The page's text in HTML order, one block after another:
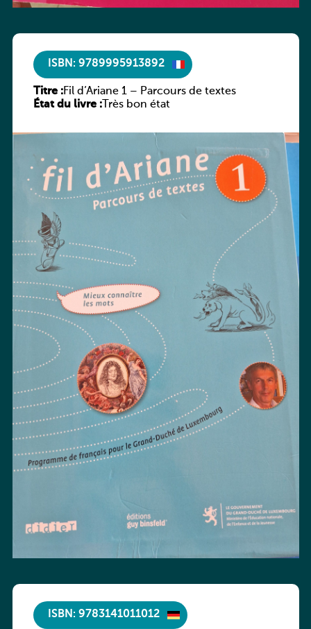
ISBN: 9789995913892
Titre :Fil d’Ariane 1 – Parcours de textes
État du livre :Très bon état
ISBN: 9783141011012